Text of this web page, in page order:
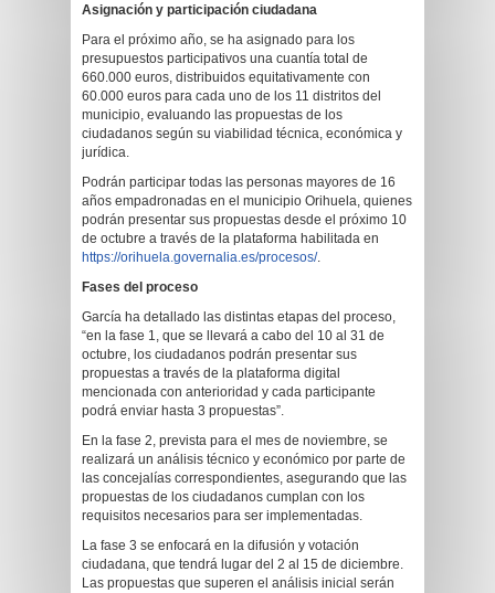
Asignación y participación ciudadana
Para el próximo año, se ha asignado para los
presupuestos participativos una cuantía total de
660.000 euros, distribuidos equitativamente con
60.000 euros para cada uno de los 11 distritos del
municipio, evaluando las propuestas de los
ciudadanos según su viabilidad técnica, económica y
jurídica.
Podrán participar todas las personas mayores de 16
años empadronadas en el municipio Orihuela, quienes
podrán presentar sus propuestas desde el próximo 10
de octubre a través de la plataforma habilitada en
https://orihuela.governalia.es/procesos/.
Fases del proceso
García ha detallado las distintas etapas del proceso,
“en la fase 1, que se llevará a cabo del 10 al 31 de
octubre, los ciudadanos podrán presentar sus
propuestas a través de la plataforma digital
mencionada con anterioridad y cada participante
podrá enviar hasta 3 propuestas”.
En la fase 2, prevista para el mes de noviembre, se
realizará un análisis técnico y económico por parte de
las concejalías correspondientes, asegurando que las
propuestas de los ciudadanos cumplan con los
requisitos necesarios para ser implementadas.
La fase 3 se enfocará en la difusión y votación
ciudadana, que tendrá lugar del 2 al 15 de diciembre.
Las propuestas que superen el análisis inicial serán